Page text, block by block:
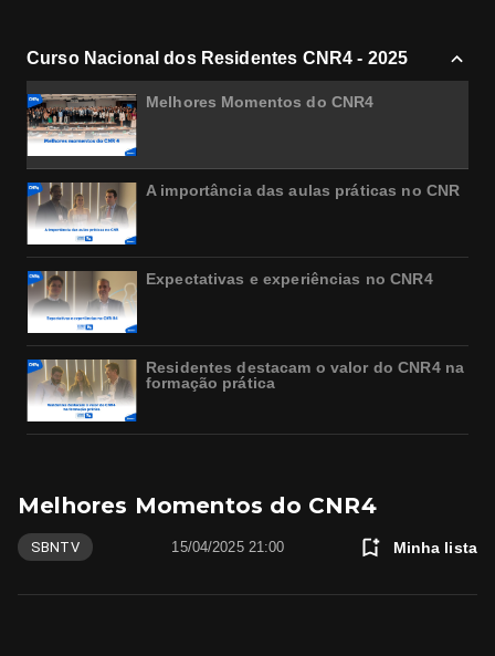
Curso Nacional dos Residentes CNR4 - 2025
Melhores Momentos do CNR4
A importância das aulas práticas no CNR
Expectativas e experiências no CNR4
Residentes destacam o valor do CNR4 na
formação prática
Melhores Momentos do CNR4
SBNTV 15/04/2025 21:00 Minha lista